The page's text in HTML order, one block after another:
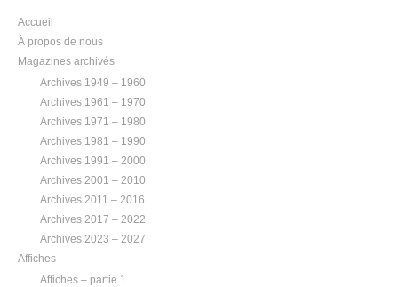
Accueil
À propos de nous
Magazines archivés
Archives 1949 – 1960
Archives 1961 – 1970
Archives 1971 – 1980
Archives 1981 – 1990
Archives 1991 – 2000
Archives 2001 – 2010
Archives 2011 – 2016
Archives 2017 – 2022
Archives 2023 – 2027
Affiches
Affiches – partie 1